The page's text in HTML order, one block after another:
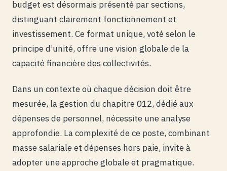
budget est désormais présenté par sections,
distinguant clairement fonctionnement et
investissement. Ce format unique, voté selon le
principe d’unité, offre une vision globale de la
capacité financière des collectivités.
Dans un contexte où chaque décision doit être
mesurée, la gestion du chapitre 012, dédié aux
dépenses de personnel, nécessite une analyse
approfondie. La complexité de ce poste, combinant
masse salariale et dépenses hors paie, invite à
adopter une approche globale et pragmatique.